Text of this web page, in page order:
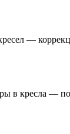
—
в кресла —